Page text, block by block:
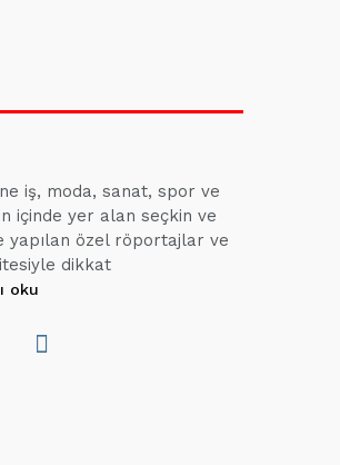
iş, moda, sanat, spor ve
içinde yer alan seçkin ve
yapılan özel röportajlar ve
dikkat
oku